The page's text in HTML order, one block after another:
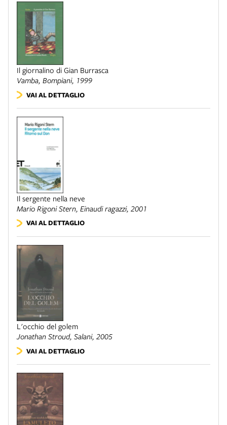
Il giornalino di Gian Burrasca
Vamba, Bompiani, 1999
VAI AL DETTAGLIO
Il sergente nella neve
Mario Rigoni Stern, Einaudiragazzi, 2001
VAI AL DETTAGLIO
L'occhio del golem
Jonathan Stroud, Salani, 2005
VAI AL DETTAGLIO